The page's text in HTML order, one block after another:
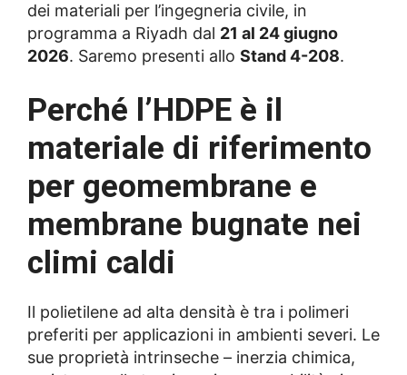
dei materiali per l’ingegneria civile, in
programma a Riyadh dal 21 al 24 giugno
2026. Saremo presenti allo Stand 4-208.
Perché l’HDPE è il
materiale di riferimento
per geomembrane e
membrane bugnate nei
climi caldi
Il polietilene ad alta densità è tra i polimeri
preferiti per applicazioni in ambienti severi. Le
sue proprietà intrinseche – inerzia chimica,